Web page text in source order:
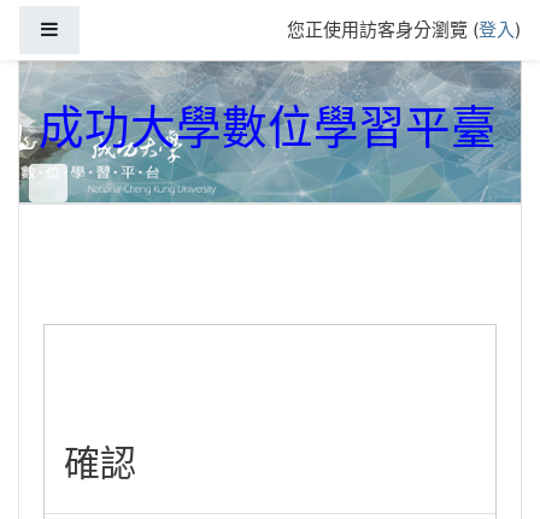
您正使用訪客身分瀏覽 (登入)
成功大學數位學習平臺
確認